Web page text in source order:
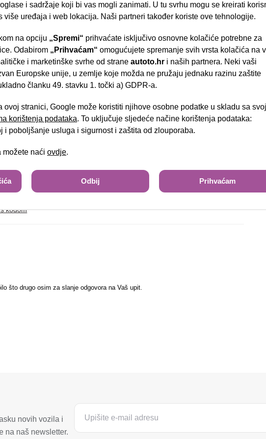
kodom
što drugo osim za slanje odgovora na Vaš upit.
novih vozila i
na naš newsletter.
avenija
Traži
i sadržaje koji bi vas mogli zanimati. U tu svrhu mogu se kreirati
više uređaja i web lokacija. Naši partneri također koriste ove tehnologije.
na opciju „Spremi“ prihvaćate isključivo osnovne kolačiće potrebne za
Odabirom „Prihvaćam“ omogućujete spremanje svih vrsta kolačića na
i marketinške svrhe od strane autoto.hr i naših partnera. Neki vaši
Europske unije, u zemlje koje možda ne pružaju jednaku razinu zaštite
članku 49. stavku 1. točki a) GDPR-a.
ovoj stranici, Google može koristiti njihove osobne podatke u skladu sa
korištenja podataka. To uključuje sljedeće načine korištenja podataka:
i poboljšanje usluga i sigurnost i zaštita od zlouporaba.
možete naći ovdje.
Odbij Prihvaćam